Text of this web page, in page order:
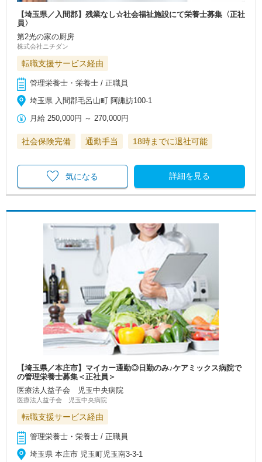
【埼玉県／入間郡】残業なし☆社会福祉施設にて栄養士募集〈正社
員〉
第2光の家の厨房
株式会社ニチダン
転職支援サービス経由
管理栄養士・栄養士 / 正職員
埼玉県 入間郡毛呂山町 阿諏訪100-1
月給 250,000円 ～ 270,000円
社会保険完備 通勤手当 18時までに退社可能
詳細を見る
気になる
【埼玉県／本庄市】マイカー通勤◎日勤のみ♪ケアミックス病院で
の管理栄養士募集＜正社員＞
医療法人益子会 児玉中央病院
医療法人益子会 児玉中央病院
転職支援サービス経由
管理栄養士・栄養士 / 正職員
埼玉県 本庄市 児玉町児玉南3‐3‐1